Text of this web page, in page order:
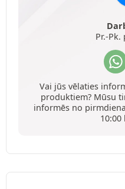
Pr.-Pk.
Vai jūs vēlaties
produktiem? Mūsu
informēs no
10:00